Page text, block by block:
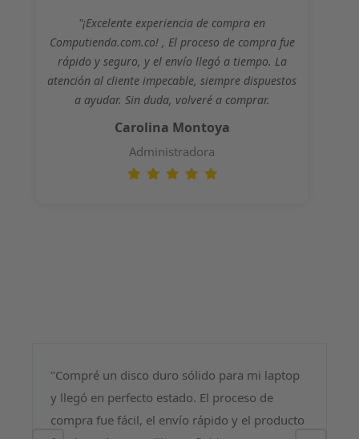
"¡Excelente experiencia de compra en
Computienda.com.co! , El proceso de compra fue
rápido y seguro, y el envío llegó a tiempo. La
atención al cliente impecable, siempre dispuestos
a ayudar. Sin duda, volveré a comprar.
Carolina Montoya
Administradora
"Compré un disco duro sólido para mi laptop
y llegó en perfecto estado. El proceso de
compra fue fácil, el envío rápido y el producto